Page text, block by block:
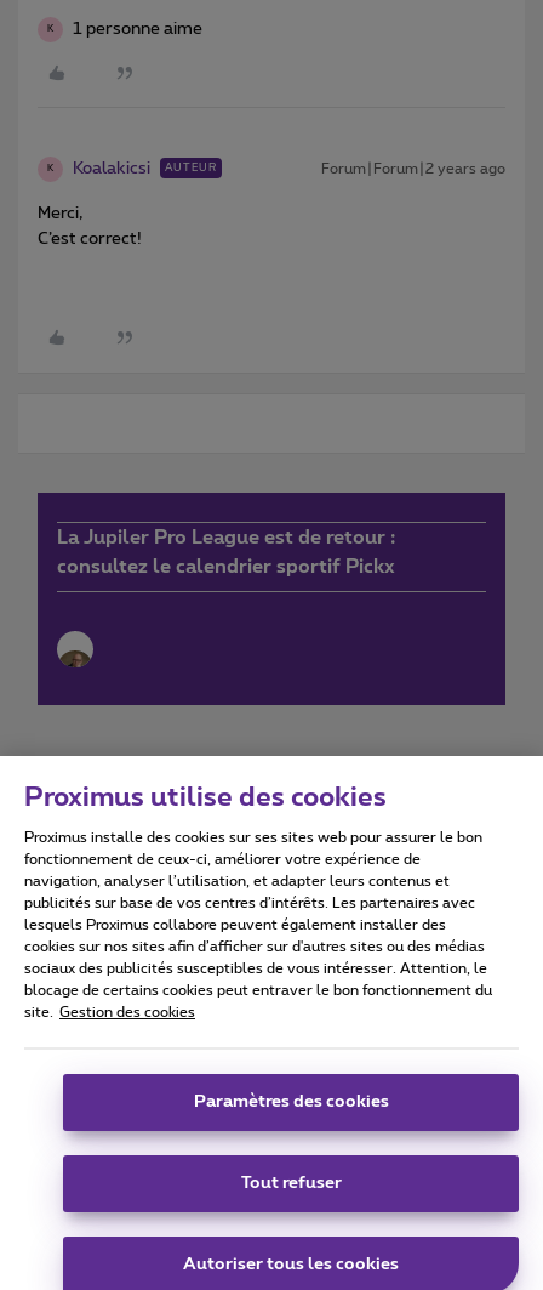
K 1 personne aime
K Koalakicsi AUTEUR Forum|Forum|2 years ago
Merci,
C’est correct!
La Jupiler Pro League est de retour :
consultez le calendrier sportif Pickx
Conditions d'utilisation Accessibility statement
Tous droits réservés. © 2026
Conditions générales, info consommateur
Coordonnées de l’entreprise
Boulevard du Roi Albert II 27 - B-1030 Bruxelles.
Carrier & Wholesale Solutions
|Telindus
Proximus utilise des cookies
Proximus installe des cookies sur ses sites web pour assurer le bon
fonctionnement de ceux-ci, améliorer votre expérience de
navigation, analyser l’utilisation, et adapter leurs contenus et
publicités sur base de vos centres d’intérêts. Les partenaires avec
lesquels Proximus collabore peuvent également installer des
cookies sur nos sites afin d’afficher sur d'autres sites ou des médias
sociaux des publicités susceptibles de vous intéresser. Attention, le
blocage de certains cookies peut entraver le bon fonctionnement du
site.
Gestion des cookies
Paramètres des cookies
Tout refuser
Autoriser tous les cookies